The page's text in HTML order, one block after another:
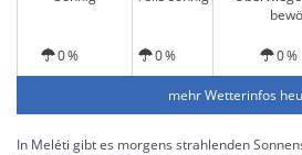
0 % 0 % 0 %
mehr Wetterinfos
In Meléti gibt es morgens strahlenden